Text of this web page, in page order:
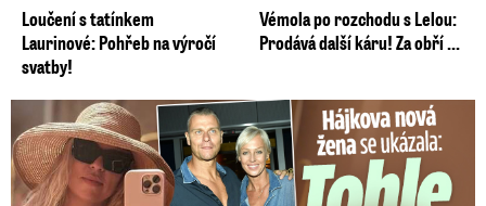
Loučení s tatínkem
Laurinové: Pohřeb na výročí
svatby!
Vémola po rozchodu s Lelou:
Prodává další káru! Za obří ...
Tohle tělo nahradilo Belo: Nová partnerka se ukázala...